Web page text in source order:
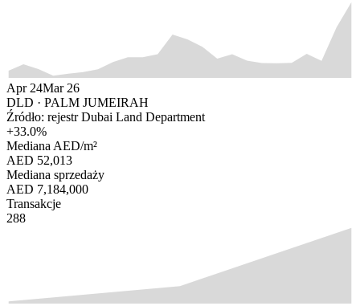
Apr 24Mar 26
DLD · PALM JUMEIRAH
Źródło: rejestr Dubai Land Department
+33.0%
Mediana AED/m²
AED 52,013
Mediana sprzedaży
AED 7,184,000
Transakcje
288